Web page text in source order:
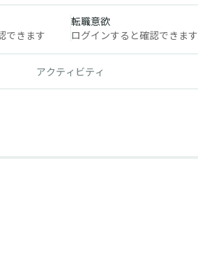
できます
転職意欲
ログインすると確認できます
アクティビティ